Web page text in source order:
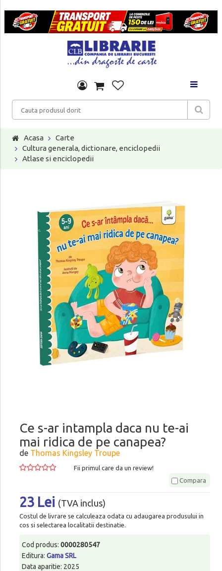
Acasa
Carte
Cultura generala, dictionare, enciclopedii
Atlase si enciclopedii
Ce s-ar intampla daca nu te-ai
mai ridica de pe canapea?
de Thomas Kingsley Troupe
Fii primul care da un review!
Compara
23 Lei (TVA inclus)
Costul de livrare se calculeaza odata cu adaugarea produsului in
cos si selectarea localitatii destinatie.
Cod produs: 0000280547
Editura: Gama SRL
Data aparitie: 2025